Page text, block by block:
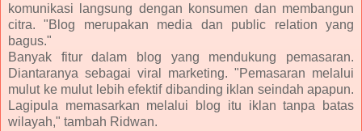
komunikasi langsung dengan konsumen dan membangun
citra. "Blog merupakan media dan public relation yang
bagus."
Banyak fitur dalam blog yang mendukung pemasaran.
Diantaranya sebagai viral marketing. "Pemasaran melalui
mulut ke mulut lebih efektif dibanding iklan seindah apapun.
Lagipula memasarkan melalui blog itu iklan tanpa batas
wilayah," tambah Ridwan.